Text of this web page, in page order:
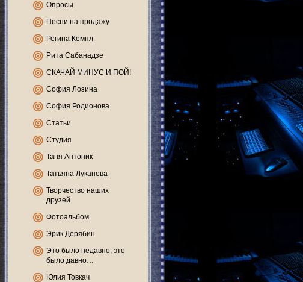
Опросы
Песни на продажу
Регина Кемпл
Рита Сабанадзе
СКАЧАЙ МИНУС И ПОЙ!
София Лозина
София Родионова
Статьи
Студия
Таня Антоник
Татьяна Луканова
Творчество наших
друзей
Фотоальбом
Эрик Дерябин
Это было недавно, это
было давно…
Юлия Товкач